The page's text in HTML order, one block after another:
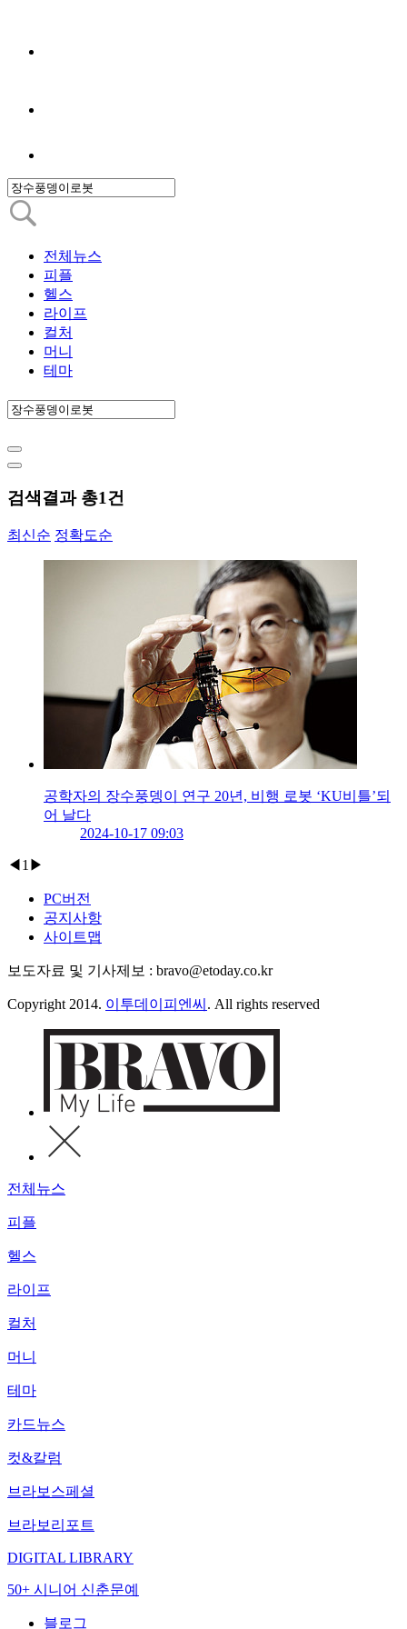
전체뉴스
피플
헬스
라이프
컬처
머니
테마
검색결과 총1건
최신순 정확도순
공학자의 장수풍뎅이 연구 20년, 비행 로봇 ‘KU비틀’되
어 날다
2024-10-17 09:03
◀ 1 ▶
PC버전
공지사항
사이트맵
보도자료 및 기사제보 : bravo@etoday.co.kr
Copyright 2014. 이투데이피엔씨 . All rights reserved
전체뉴스
피플
헬스
라이프
컬처
머니
테마
카드뉴스
컷&칼럼
브라보스페셜
브라보리포트
DIGITAL LIBRARY
50+ 시니어 신춘문예
블로그